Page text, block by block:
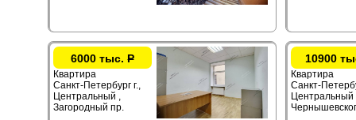
6000 тыс.Р
Квартира
Санкт-Петербург г.,
Центральный ,
Загородный пр.
10900
Квартира
Санкт-
Центральный